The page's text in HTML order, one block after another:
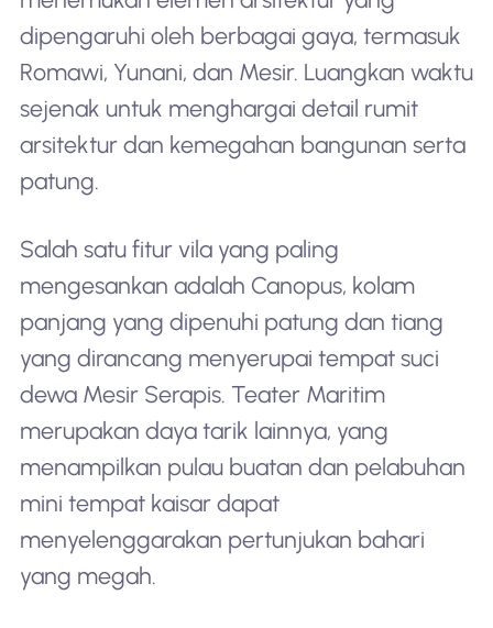
dipengaruhi oleh berbagai gaya, termasuk
Romawi, Yunani, dan Mesir. Luangkan waktu
sejenak untuk menghargai detail rumit
arsitektur dan kemegahan bangunan serta
patung.
Salah satu fitur vila yang paling
mengesankan adalah Canopus, kolam
panjang yang dipenuhi patung dan tiang
yang dirancang menyerupai tempat suci
dewa Mesir Serapis. Teater Maritim
merupakan daya tarik lainnya, yang
menampilkan pulau buatan dan pelabuhan
mini tempat kaisar dapat
menyelenggarakan pertunjukan bahari
yang megah.